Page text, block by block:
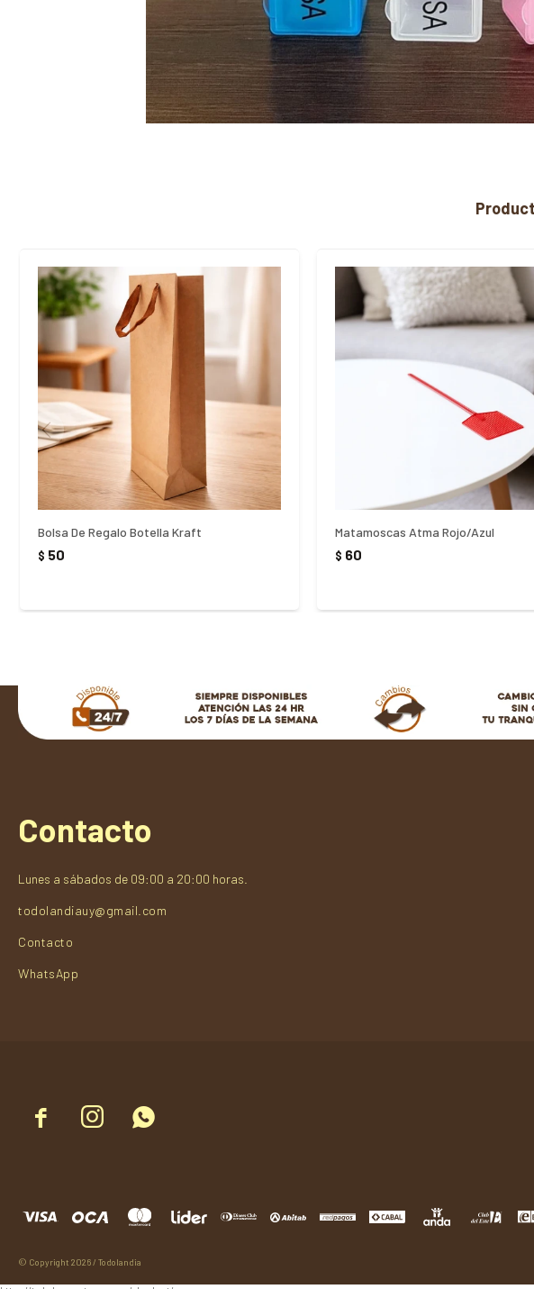
Bolsa De Regalo Botella Kraft
$ 50
Matamoscas Atma Rojo/Azul
$ 60
  
Contacto
Lunes a sábados de 09:00 a 20:00 horas.
todolandiauy@gmail.com
Contacto
WhatsApp
© Copyright 2026 / Todolandia